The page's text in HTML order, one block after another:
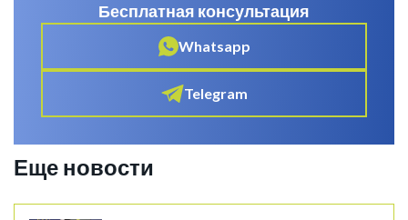
Бесплатная консультация
Whatsapp
Telegram
Еще новости